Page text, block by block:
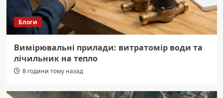
Блоги
Вимірювальні прилади: витратомір води та
лічильник на тепло
8 години тому назад